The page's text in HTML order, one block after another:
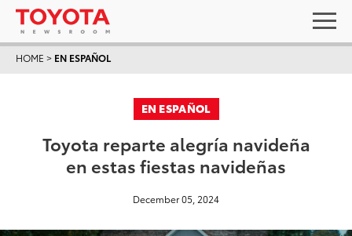
HOME > EN ESPAÑOL
EN ESPAÑOL
Toyota reparte alegría navideña
en estas fiestas navideñas
December 05, 2024